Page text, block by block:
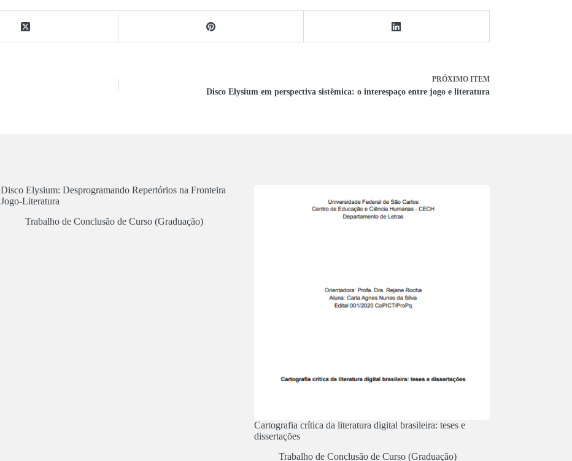
PRÓXIMO ITEM
Disco Elysium em perspectiva sistêmica: o interespaço entre jogo e literatura
Disco Elysium: Desprogramando Repertórios na Fronteira
Jogo-Literatura
Trabalho de Conclusão de Curso (Graduação)
Cartografia crítica da literatura digital brasileira: teses e
dissertações
Trabalho de Conclusão de Curso (Graduação)